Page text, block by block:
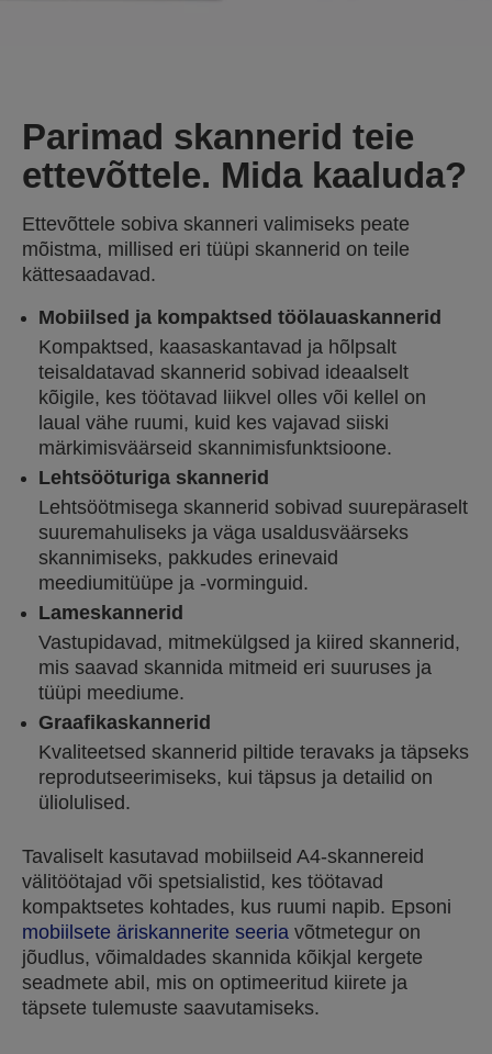
Parimad skannerid teie
ettevõttele. Mida kaaluda?
Ettevõttele sobiva skanneri valimiseks peate
mõistma, millised eri tüüpi skannerid on teile
kättesaadavad.
Mobiilsed ja kompaktsed töölauaskannerid
Kompaktsed, kaasaskantavad ja hõlpsalt
teisaldatavad skannerid sobivad ideaalselt
kõigile, kes töötavad liikvel olles või kellel on
laual vähe ruumi, kuid kes vajavad siiski
märkimisväärseid skannimisfunktsioone.
Lehtsööturiga skannerid
Lehtsöötmisega skannerid sobivad suurepäraselt
suuremahuliseks ja väga usaldusväärseks
skannimiseks, pakkudes erinevaid
meediumitüüpe ja -vorminguid.
Lameskannerid
Vastupidavad, mitmekülgsed ja kiired skannerid,
mis saavad skannida mitmeid eri suuruses ja
tüüpi meediume.
Graafikaskannerid
Kvaliteetsed skannerid piltide teravaks ja täpseks
reprodutseerimiseks, kui täpsus ja detailid on
üliolulised.
Tavaliselt kasutavad mobiilseid A4-skannereid
välitöötajad või spetsialistid, kes töötavad
kompaktsetes kohtades, kus ruumi napib. Epsoni
mobiilsete äriskannerite seeria võtmetegur on
jõudlus, võimaldades skannida kõikjal kergete
seadmete abil, mis on optimeeritud kiirete ja
täpsete tulemuste saavutamiseks.